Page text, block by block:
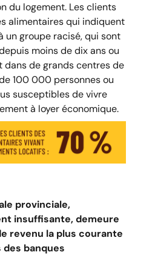
du logement. Les clients
alimentaires qui indiquent
un groupe racisé, qui sont
moins de dix ans ou
dans de grands centres de
100 000 personnes ou
susceptibles de vivre
à loyer économique.
provinciale,
insuffisante, demeure
revenu la plus courante
banques